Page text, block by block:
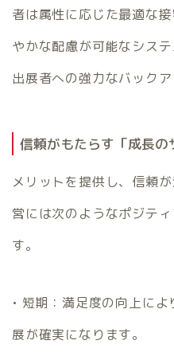
者は属性に応じた最適な
やかな配慮が可能なシス
出展者への強力なバックア
信頼がもたらす「成長の
メリットを提供し、信頼
営には次のようなポジテ
す。
• 短期：満足度の向上に
展が確実になります。